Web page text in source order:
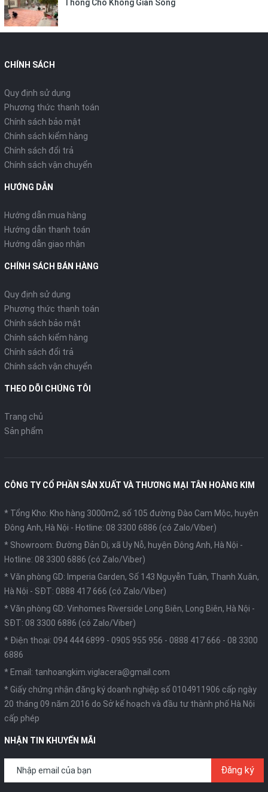
Thống Cho Không Gian Sống
CHÍNH SÁCH
Quy định sử dụng
Phương thức thanh toán
Chính sách bảo mật
Chính sách kiểm hàng
Chính sách đổi trả
Chính sách vận chuyển
HƯỚNG DẪN
Hướng dẫn mua hàng
Hướng dẫn thanh toán
Hướng dẫn giao nhận
CHÍNH SÁCH BÁN HÀNG
Quy định sử dụng
Phương thức thanh toán
Chính sách bảo mật
Chính sách kiểm hàng
Chính sách đổi trả
Chính sách vận chuyển
THEO DÕI CHÚNG TÔI
Trang chủ
Sản phẩm
CÔNG TY CỔ PHẦN SẢN XUẤT VÀ THƯƠNG MẠI TÂN HOÀNG KIM
* Tổng Kho: Kho hàng 3000m2, số 105 đường Đào Cam Mộc, huyện
Đông Anh, Hà Nội - Hotline: 08 3300 6886 (có Zalo/Viber)
* Showroom: Đường Đản Dị, xã Uy Nỗ, huyện Đông Anh, Hà Nội -
Hotline: 08 3300 6886 (có Zalo/Viber)
* Văn phòng GD: Imperia Garden, Số 143 Nguyễn Tuân, Thanh Xuân,
Hà Nội - SĐT: 0888 417 666 (có Zalo/Viber)
* Văn phòng GD: Vinhomes Riverside Long Biên, Long Biên, Hà Nội -
SĐT: 08 3300 6886 (có Zalo/Viber)
* Điện thoại: 094 444 6899 - 0905 955 956 - 0888 417 666 - 08 3300
6886
* Email: tanhoangkim.viglacera@gmail.com
* Giấy chứng nhận đăng ký doanh nghiệp số 0104911906 cấp ngày
20 tháng 09 năm 2016 do Sở kế hoạch và đầu tư thành phố Hà Nội
cấp phép
NHẬN TIN KHUYẾN MÃI
Đăng ký